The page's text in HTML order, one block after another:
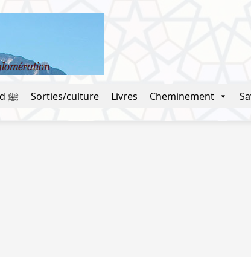
La vie du prophète Mouhammad ﷺ Sorties/culture Livres Cheminement